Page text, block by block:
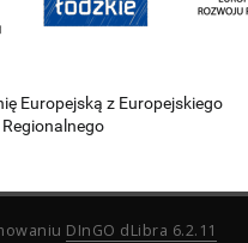
Europejską z Europejskiego
DInGO dLibra 6.2.11